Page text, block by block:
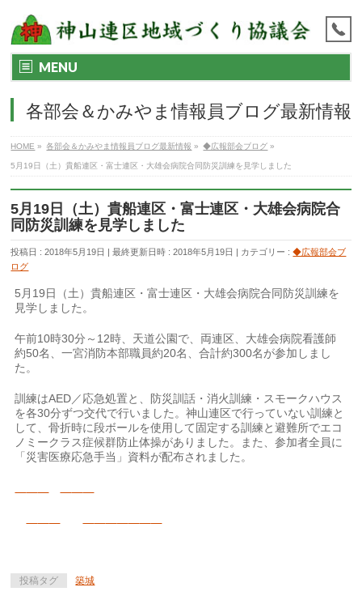
MENU
各部会＆かみやま情報員ブログ最新情報
HOME » 各部会＆かみやま情報員ブログ最新情報 » ◆広報部会ブログ »
5月19日（土）貴船連区・富士連区・大雄会病院合同防災訓練を見学しました
5月19日（土）貴船連区・富士連区・大雄会病院合
同防災訓練を見学しました
投稿日 : 2018年5月19日 最終更新日時 : 2018年5月19日 カテゴリー :◆広報部会ブ
ログ
5月19日（土）貴船連区・富士連区・大雄会病院合同防災訓練を
見学しました。
午前10時30分～12時、天道公園で、両連区、大雄会病院看護師
約50名、一宮消防本部職員約20名、合計約300名が参加しまし
た。
訓練はAED／応急処置と、防災訓話・消火訓練・スモークハウス
を各30分ずつ交代で行いました。神山連区で行っていない訓練と
して、骨折時に段ボールを使用して固定する訓練と避難所でエコ
ノミークラス症候群防止体操がありました。また、参加者全員に
「災害医療応急手当」資料が配布されました。
投稿タグ 築城